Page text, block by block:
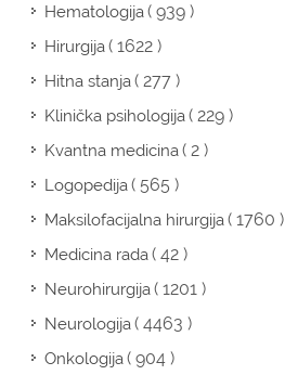
Hematologija( 939 )
Hirurgija( 1622 )
Hitna stanja( 277 )
Klinička psihologija( 229 )
Kvantna medicina( 2 )
Logopedija( 565 )
Maksilofacijalna hirurgija( 1760 )
Medicina rada( 42 )
Neurohirurgija( 1201 )
Neurologija( 4463 )
Onkologija( 904 )